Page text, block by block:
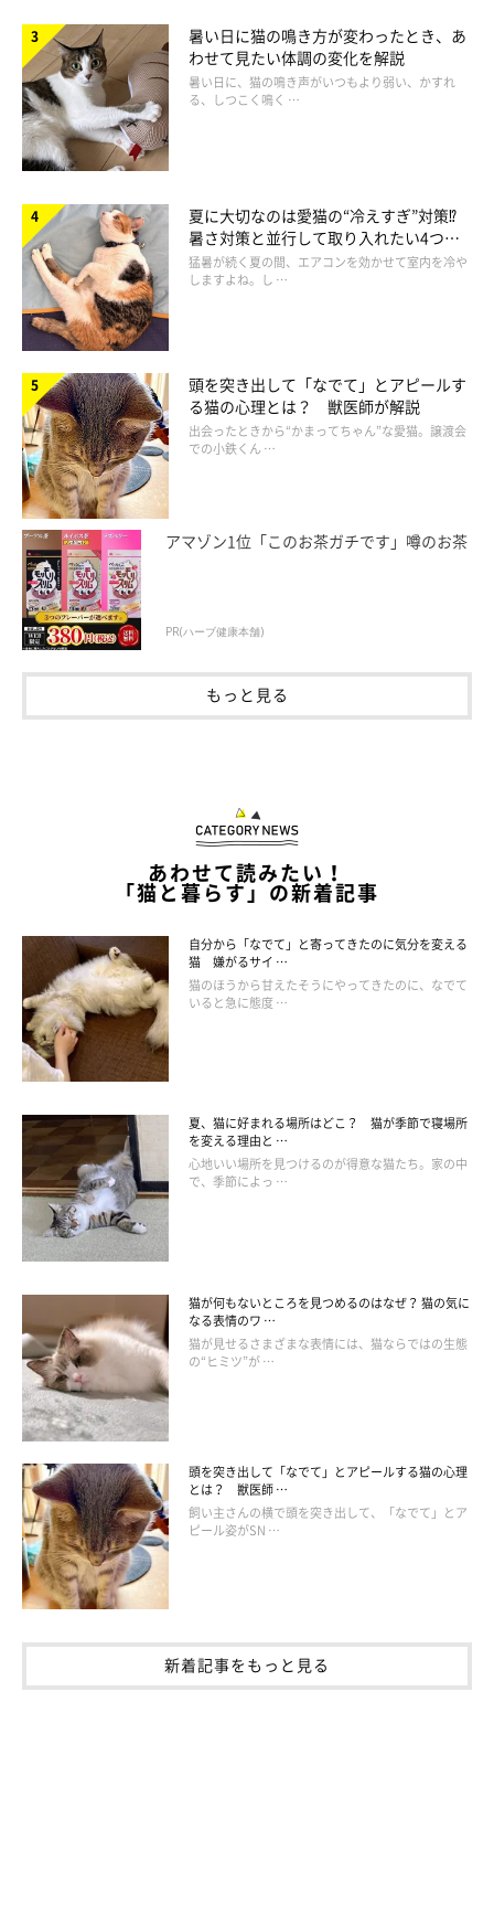
貴重な瞬間を写真におさめることができて、飼い主さんは嬉しく
思ったそうです。
妹猫を迎えて、テオくんはさらに甘えん坊
仲良く外を見る、2年前のテオくんとご主人。飼い主さんはこの写真がお気
に入りなのだとか♪
@Theodor0623
飼い主さんによれば、もともとテオくんは飼い主さんのほうに甘
タちゃん（取材当時1才）をお迎えしたことで、テオくんに変化
が見られたといいます。
（写真上から）テオくん、リタちゃん
暑い日に猫の鳴き方が変わったとき、あ
わせて見たい体調の変化を解説
暑い日に、猫の鳴き声がいつもより弱い、かすれ
る、しつこく鳴く …
夏に大切なのは愛猫の“冷えすぎ”対策⁉
暑さ対策と並行して取り入れたい4つの
工夫
猛暑が続く夏の間、エアコンを効かせて室内を冷や
しますよね。し …
頭を突き出して「なでて」とアピールす
る猫の心理とは？ 獣医師が解説
出会ったときから“かまってちゃん”な愛猫。譲渡会
での小鉄くん …
アマゾン1位「このお茶ガチです」噂のお茶
PR(ハーブ健康本舗)
もっと見る
あわせて読みたい！
「猫と暮らす」の新着記事
自分から「なでて」と寄ってきたのに気分を変える
猫 嫌がるサイ …
猫のほうから甘えたそうにやってきたのに、なでて
いると急に態度 …
夏、猫に好まれる場所はどこ？ 猫が季節で寝場所
を変える理由と …
心地いい場所を見つけるのが得意な猫たち。家の中
で、季節によっ …
猫が何もないところを見つめるのはなぜ？ 猫の気に
なる表情のワ …
猫が見せるさまざまな表情には、猫ならではの生態
の“ヒミツ”が …
頭を突き出して「なでて」とアピールする猫の心理
とは？ 獣医師 …
飼い主さんの横で頭を突き出して、「なでて」とア
ピール姿がSN …
新着記事をもっと見る